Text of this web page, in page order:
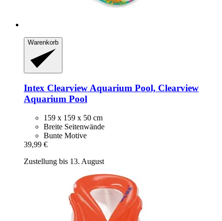
Warenkorb
Intex Clearview Aquarium Pool, Clearview
Aquarium Pool
159 x 159 x 50 cm
Breite Seitenwände
Bunte Motive
39,99 €
Zustellung bis 13. August